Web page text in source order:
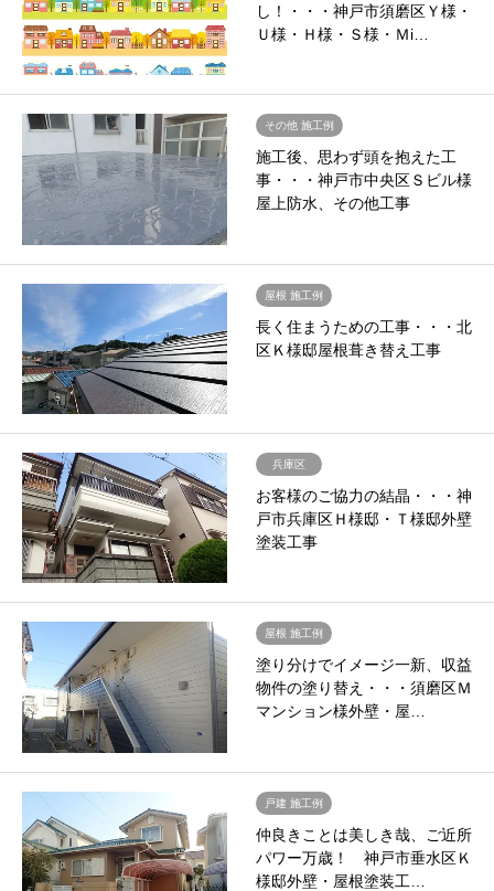
し！・・・神戸市須磨区Ｙ様・
Ｕ様・Ｈ様・Ｓ様・Ｍi…
その他 施工例
施工後、思わず頭を抱えた工
事・・・神戸市中央区Ｓビル様
屋上防水、その他工事
屋根 施工例
長く住まうための工事・・・北
区Ｋ様邸屋根葺き替え工事
兵庫区
お客様のご協力の結晶・・・神
戸市兵庫区Ｈ様邸・Ｔ様邸外壁
塗装工事
屋根 施工例
塗り分けでイメージ一新、収益
物件の塗り替え・・・須磨区Ｍ
マンション様外壁・屋…
戸建 施工例
仲良きことは美しき哉、ご近所
パワー万歳！ 神戸市垂水区Ｋ
様邸外壁・屋根塗装工…